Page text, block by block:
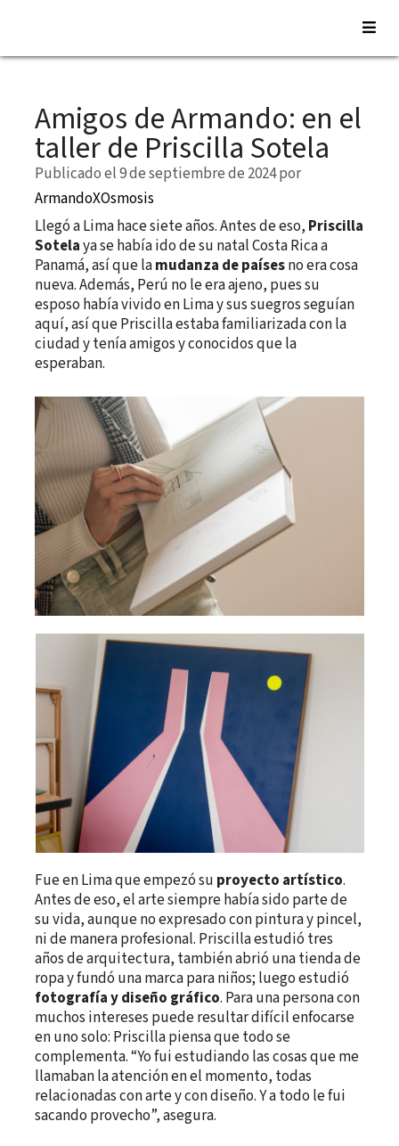
Saltar
contenidoAmigos de Armando: en el
taller de Priscilla Sotela
Publicado el 9 de septiembre de 2024por
ArmandoXOsmosis
Llegó a Lima hace siete años. Antes de eso, Priscilla
Sotelaya se había ido de su natal Costa Rica a
Panamá, así que lamudanza de paísesno era cosa
nueva. Además, Perú no le era ajeno, pues su
esposo había vivido en Lima y sus suegros seguían
aquí, así que Priscilla estaba familiarizada con la
ciudad y tenía amigos y conocidos que la
esperaban.
Fue en Lima que empezó su proyecto artístico.
Antes de eso, el arte siempre había sido parte de
su vida, aunque no expresado con pintura y pincel,
ni de manera profesional. Priscilla estudió tres
años de arquitectura, también abrió una tienda de
ropa y fundó una marca para niños; luego estudió
fotografía y diseño gráfico. Para una persona con
muchos intereses puede resultar difícil enfocarse
en uno solo: Priscilla piensa que todo se
complementa. “Yo fui estudiando las cosas que me
llamaban la atención en el momento, todas
relacionadas con arte y con diseño. Y a todo le fui
sacando provecho”, asegura.